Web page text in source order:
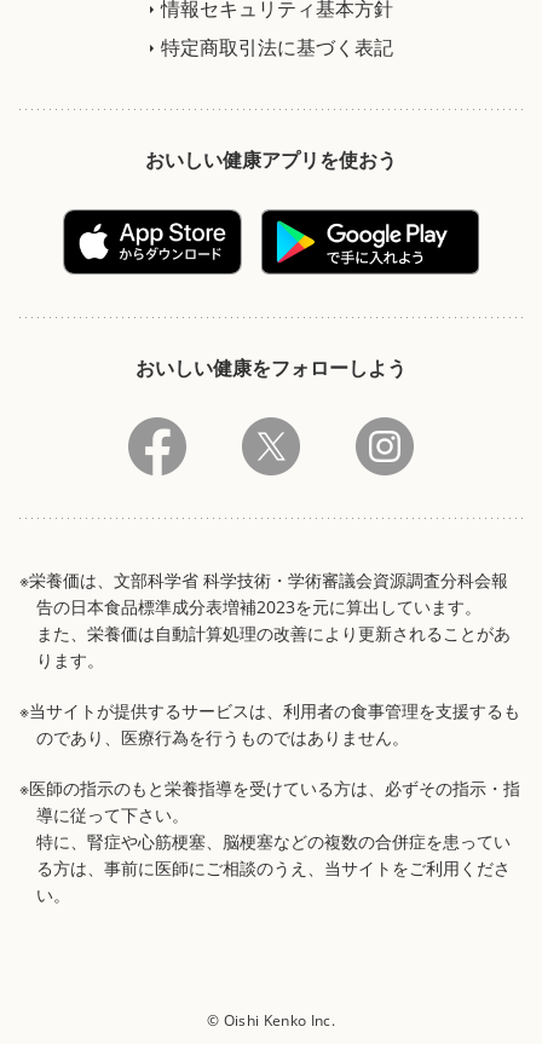
情報セキュリティ基本方針
特定商取引法に基づく表記
おいしい健康アプリを使おう
おいしい健康をフォローしよう
※栄養価は、文部科学省 科学技術・学術審議会資源調査分科会報
告の日本食品標準成分表増補2023を元に算出しています。
また、栄養価は自動計算処理の改善により更新されることがあ
ります。
※当サイトが提供するサービスは、利用者の食事管理を支援するも
のであり、医療行為を行うものではありません。
※医師の指示のもと栄養指導を受けている方は、必ずその指示・指
導に従って下さい。
特に、腎症や心筋梗塞、脳梗塞などの複数の合併症を患ってい
る方は、事前に医師にご相談のうえ、当サイトをご利用くださ
い。
© Oishi Kenko Inc.